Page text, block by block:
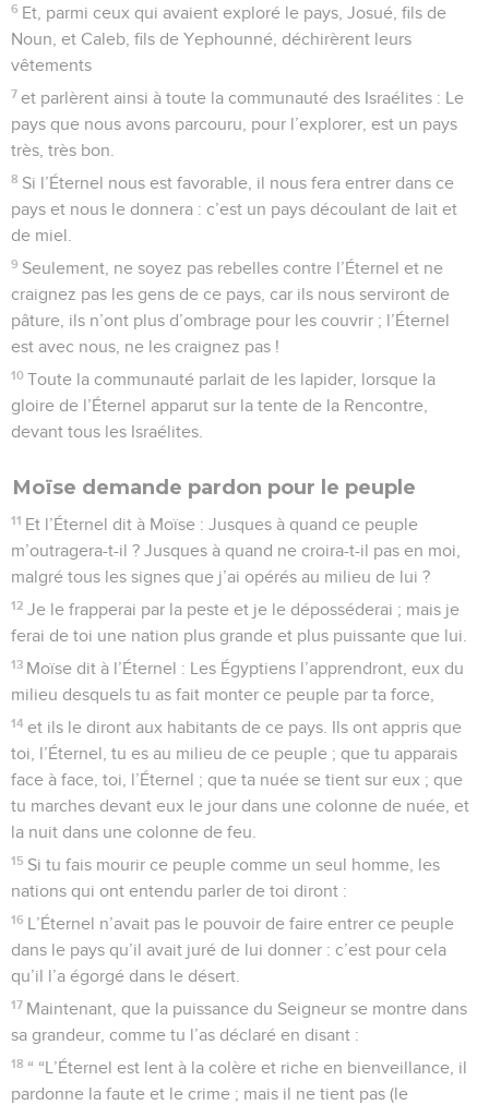
6 Et, parmi ceux qui avaient exploré le pays, Josué, fils de
Noun, et Caleb, fils de Yephounné, déchirèrent leurs
vêtements
7 et parlèrent ainsi à toute la communauté des Israélites : Le
pays que nous avons parcouru, pour l’explorer, est un pays
très, très bon.
8 Si l’Éternel nous est favorable, il nous fera entrer dans ce
pays et nous le donnera : c’est un pays découlant de lait et
de miel.
9 Seulement, ne soyez pas rebelles contre l’Éternel et ne
craignez pas les gens de ce pays, car ils nous serviront de
pâture, ils n’ont plus d’ombrage pour les couvrir ; l’Éternel
est avec nous, ne les craignez pas !
10 Toute la communauté parlait de les lapider, lorsque la
gloire de l’Éternel apparut sur la tente de la Rencontre,
devant tous les Israélites.
Moïse demande pardon pour le peuple
11 Et l’Éternel dit à Moïse : Jusques à quand ce peuple
m’outragera-t-il ? Jusques à quand ne croira-t-il pas en moi,
malgré tous les signes que j’ai opérés au milieu de lui ?
12 Je le frapperai par la peste et je le déposséderai ; mais je
ferai de toi une nation plus grande et plus puissante que lui.
13 Moïse dit à l’Éternel : Les Égyptiens l’apprendront, eux du
milieu desquels tu as fait monter ce peuple par ta force,
14 et ils le diront aux habitants de ce pays. Ils ont appris que
toi, l’Éternel, tu es au milieu de ce peuple ; que tu apparais
face à face, toi, l’Éternel ; que ta nuée se tient sur eux ; que
tu marches devant eux le jour dans une colonne de nuée, et
la nuit dans une colonne de feu.
15 Si tu fais mourir ce peuple comme un seul homme, les
nations qui ont entendu parler de toi diront :
16 L’Éternel n’avait pas le pouvoir de faire entrer ce peuple
dans le pays qu’il avait juré de lui donner : c’est pour cela
qu’il l’a égorgé dans le désert.
17 Maintenant, que la puissance du Seigneur se montre dans
sa grandeur, comme tu l’as déclaré en disant :
18 “ “L’Éternel est lent à la colère et riche en bienveillance, il
pardonne la faute et le crime ; mais il ne tient pas (le